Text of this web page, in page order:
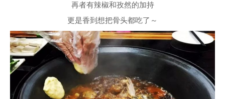
再者有辣椒和孜然的加持
更是香到想把骨头都吃了～